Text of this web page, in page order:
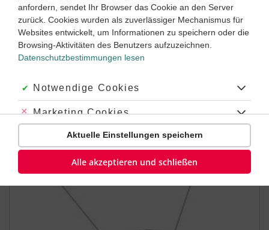
Dauer: 45 Minuten
Dauer:
Bild mit den Buchstaben a bis g beschriftet sind.
anfordern, sendet Ihr Browser das Cookie an den Server
zurück. Cookies wurden als zuverlässiger Mechanismus für
Websites entwickelt, um Informationen zu speichern oder die
Browsing-Aktivitäten des Benutzers aufzuzeichnen.
Datenschutzbestimmungen lesen
Akzeptiert:
Notwendige Cookies
Abgelehnt:
Marketing Cookies
Abgelehnt:
Personalisierungs-Cookies
Aktuelle Einstellungen speichern
Alle akzeptieren und schließen